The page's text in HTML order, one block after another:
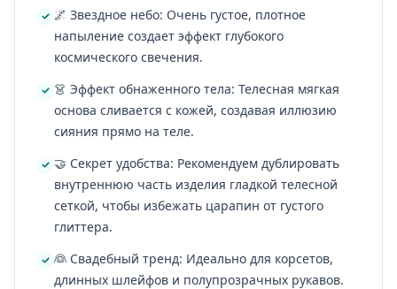
🌌 Звездное небо: Очень густое, плотное
напыление создает эффект глубокого
космического свечения.
👗 Эффект обнаженного тела: Телесная мягкая
основа сливается с кожей, создавая иллюзию
сияния прямо на теле.
🤝 Секрет удобства: Рекомендуем дублировать
внутреннюю часть изделия гладкой телесной
сеткой, чтобы избежать царапин от густого
глиттера.
👰 Свадебный тренд: Идеально для корсетов,
длинных шлейфов и полупрозрачных рукавов.